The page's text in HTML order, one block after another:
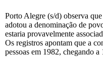
Porto Alegre (s/d) observa
adotou a denominação de
estaria provavelmente
Os registros apontam que a
pessoas em 1982, chegando